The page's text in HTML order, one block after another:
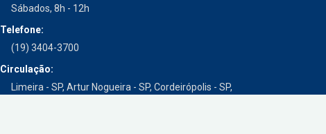
Sábados, 8h - 12h
Telefone:
(19) 3404-3700
Circulação:
Limeira - SP, Artur Nogueira - SP, Cordeirópolis - SP,